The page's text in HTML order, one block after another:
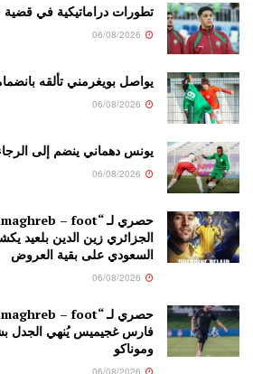
تطورات دراماتيكية في
يواصل بويغرمني تألقه
يونس دهماني ينضم إلى
الجزائري زين الدين بلعيد
السعودي على بقية العروض
فارس غجيميس يُنهي الجدل
وموناكو